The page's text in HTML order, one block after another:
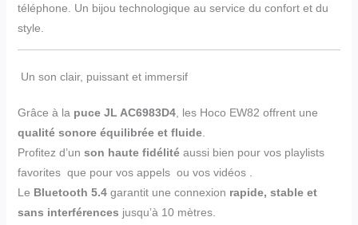
téléphone. Un bijou technologique au service du confort et du
style.
Un son clair, puissant et immersif
Grâce à la puce JL AC6983D4, les Hoco EW82 offrent une
qualité sonore équilibrée et fluide.
Profitez d’un son haute fidélitéaussi bien pour vos playlists
favorites que pour vos appels ou vos vidéos .
Le Bluetooth 5.4garantit une connexion rapide, stable et
sans interférences jusqu’à 10 mètres.